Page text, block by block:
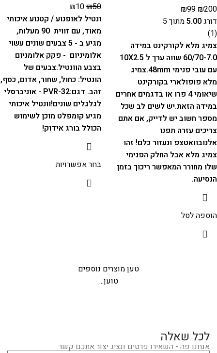
₪200
₪99
דורג5.00מתוך 5
(1)
צמיג מלא לקורקינט במידה
60/70-7.0 שווה ערך ל 10X2.5
עם עובי פנימי 48mm.
צמיג
מלא פופולארי בקורקינט
שיאומי 4 פרו או בדגמים אחרים
במידה הזאת.יש לשים לב שכל
מספר חשוב יש לדייק, אם אתם
צריכים עזרה תפנו
אלנובוואטצפ ונעזור כלם! זהו
צמיג מלא אבל החלק הפנימי
שלו מחורר המאפשר ריכוך בזמן
הנסיעה.
הוספה לסל
₪50
₪10
ונטיל לאופנוע / קטנוע איכותי
מאוד, עם זווית 90 מעלות,
מגיע ב - 5 צבעים שונים עשוי
אלומיניום - פקק אלומניום
בצבע הוונטיל.צבעים של
הונטיל: כחול, שחור, אדום, כסף,
זהב.
דגם:PVR-32 - אוניברסלי
לגלגלים שונים!וונטיל איכותי
מגיע קומפלט מוכן לשימוש
הכולל בורג אידוק!
בחר אפשרויות
טען מוצרים נוספים
טוען...
לכל שאלה
אנחנו פה - השאירו פרטים ונציג יצור אתכם קשר